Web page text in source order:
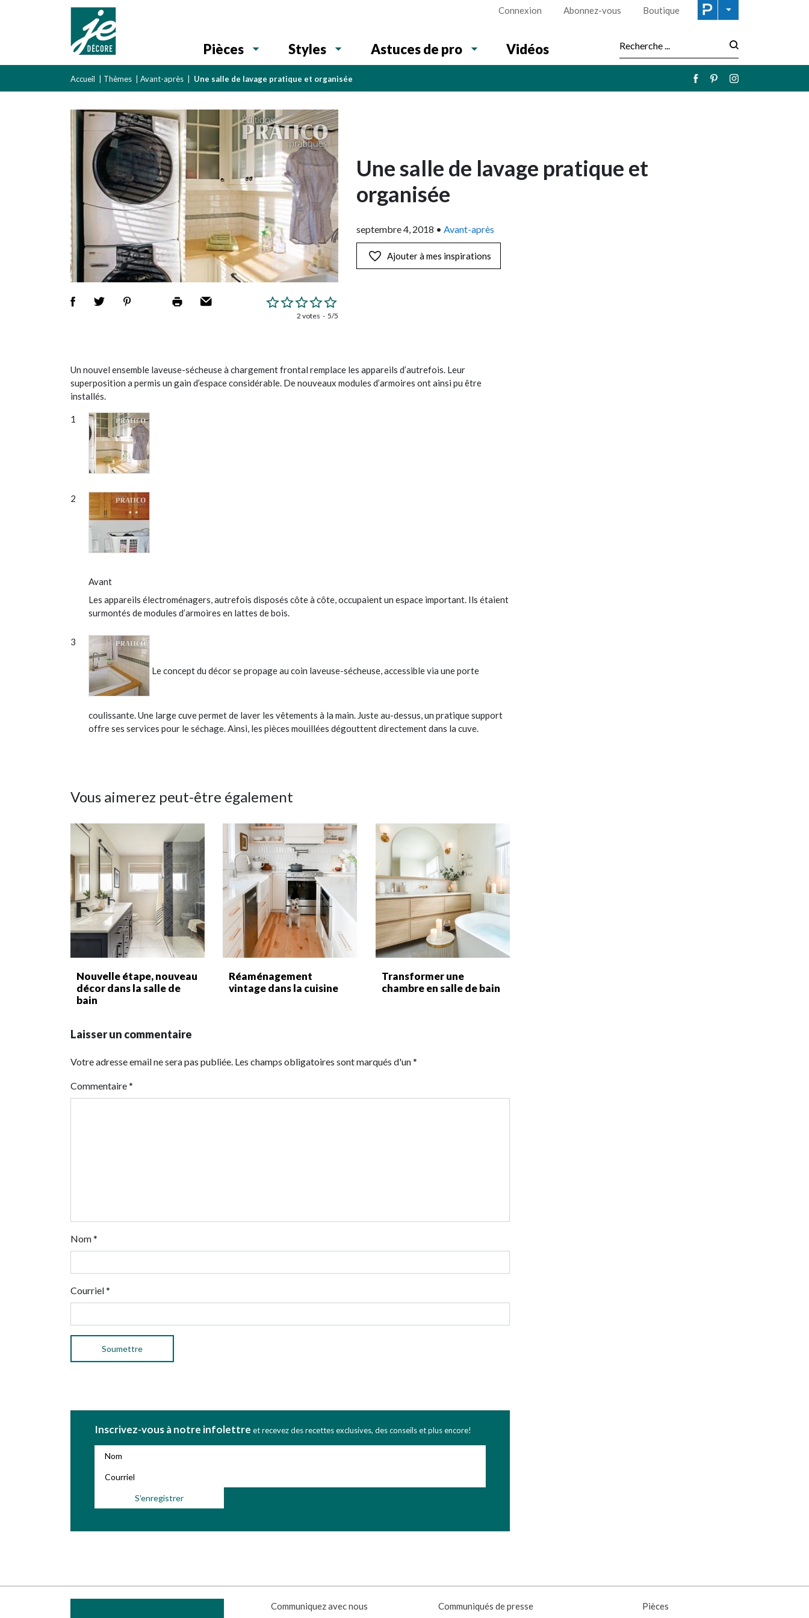
Connexion Abonnez-vous Boutique
Pièces Styles Astuces de pro Vidéos
Accueil Thèmes Avant-après Une salle de lavage pratique et organisée
2 votes 5/5
Une salle de lavage pratique et
organisée
septembre 4, 2018 • Avant-après
Ajouter à mes inspirations
Un nouvel ensemble laveuse-sécheuse à chargement frontal remplace les appareils d’autrefois. Leur
superposition a permis un gain d’espace considérable. De nouveaux modules d’armoires ont ainsi pu être
installés.
Avant
Les appareils électroménagers, autrefois disposés côte à côte, occupaient un espace important. Ils étaient
surmontés de modules d’armoires en lattes de bois.
Le concept du décor se propage au coin laveuse-sécheuse, accessible via une porte
coulissante. Une large cuve permet de laver les vêtements à la main. Juste au-dessus, un pratique support
offre ses services pour le séchage. Ainsi, les pièces mouillées dégouttent directement dans la cuve.
Vous aimerez peut-être également
Nouvelle étape, nouveau
décor dans la salle de
bain
Réaménagement
vintage dans la cuisine
Transformer une
chambre en salle de bain
Laisser un commentaire
Votre adresse email ne sera pas publiée. Les champs obligatoires sont marqués d'un *
Commentaire*
Nom*
Courriel*
Inscrivez-vous à notre infolettre et recevez des recettes exclusives, des conseils et plus encore!
Communiquez avec nous
Communiqués de presse
Pièces